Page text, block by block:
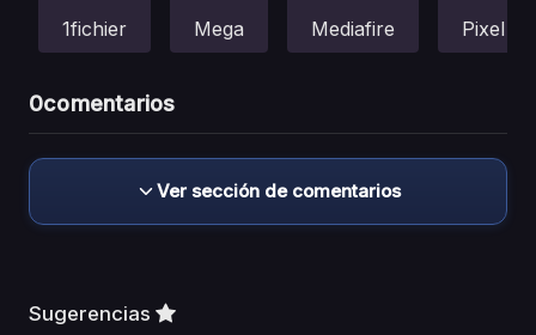
1fichier Mega Mediafire Pixel
0comentarios
Ver sección de comentarios
Sugerencias